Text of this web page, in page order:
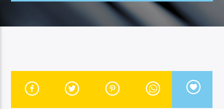
MANNA SELECTION